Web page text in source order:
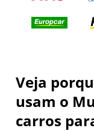
Veja
usam o
carros